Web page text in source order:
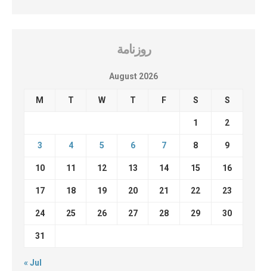
روزنامة
August 2026
M T W T F S S
1 2
3 4 5 6 7 8 9
10 11 12 13 14 15 16
17 18 19 20 21 22 23
24 25 26 27 28 29 30
31
« Jul